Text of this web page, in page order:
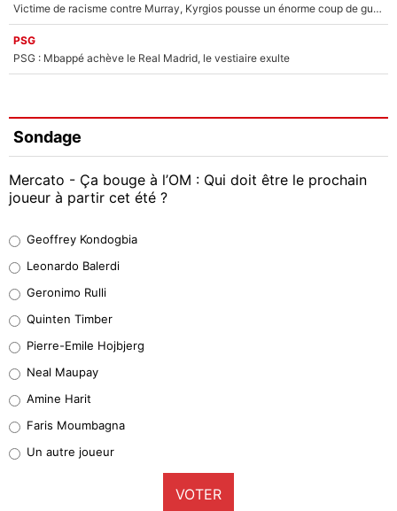
Victime de racisme contre Murray, Kyrgios pousse un énorme coup de gueule !
PSG
PSG : Mbappé achève le Real Madrid, le vestiaire exulte
Sondage
Mercato - Ça bouge à l’OM : Qui doit être le prochain
joueur à partir cet été ?
38%
32%
5%
1%
9%
Geoffrey Kondogbia
Leonardo Balerdi
Geronimo Rulli
Quinten Timber
Pierre-Emile Hojbjerg
Neal Maupay
Amine Harit
Faris Moumbagna
Un autre joueur
VOTER